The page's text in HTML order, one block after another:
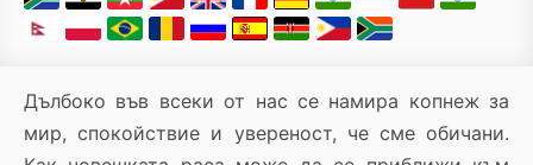
Дълбоко във всеки от нас се намира копнеж за
мир, спокойствие и увереност, че сме обичани.